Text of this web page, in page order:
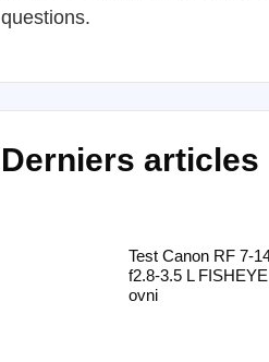
questions.
Derniers articles
Test Canon RF 7-
f2.8-3.5 L
ovni